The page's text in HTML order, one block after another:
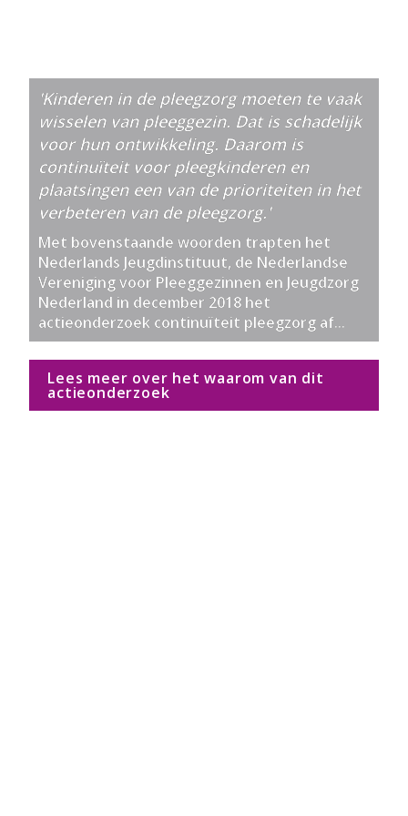
'Kinderen in de pleegzorg moeten te vaak
wisselen van pleeggezin. Dat is schadelijk
voor hun ontwikkeling. Daarom is
continuïteit voor pleegkinderen en
plaatsingen een van de prioriteiten in het
verbeteren van de pleegzorg.'
Met bovenstaande woorden trapten het
Nederlands Jeugdinstituut, de Nederlandse
Vereniging voor Pleeggezinnen en Jeugdzorg
Nederland in december 2018 het
actieonderzoek continuïteit pleegzorg af...
Lees meer over het waarom van dit
actieonderzoek